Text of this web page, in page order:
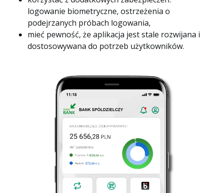
logowanie biometryczne, ostrzeżenia o
podejrzanych próbach logowania,
mieć pewność, że aplikacja jest stale rozwijana i
dostosowywana do potrzeb użytkowników.